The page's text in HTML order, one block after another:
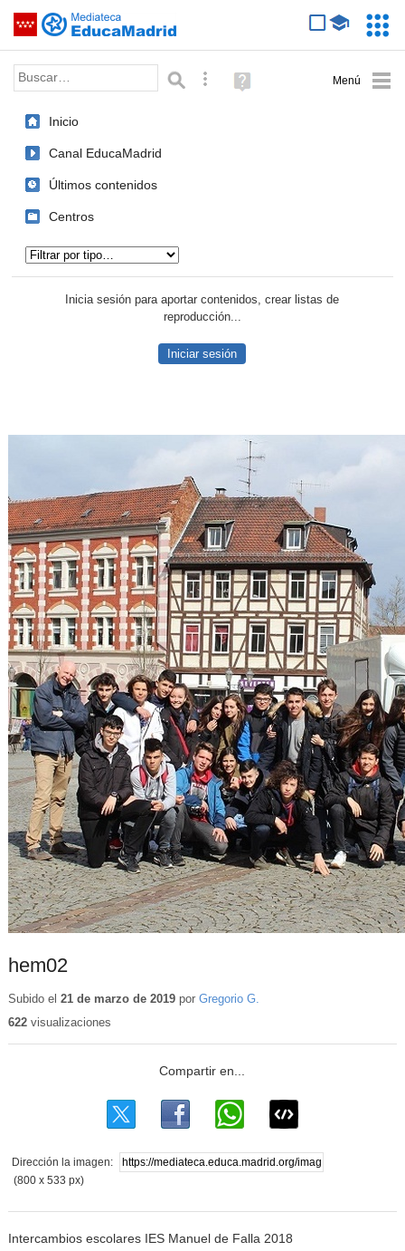
Saltar navegación
Palabra o frase: Búsqueda avanzada
Ayuda
(en
Inicio
Canal EducaMadrid
Últimos contenidos
Centros
Inicia sesión para aportar contenidos, crear listas de
reproducción...
Iniciar sesión
hem02
Subido el 21 de marzo de 2019por Gregorio G.
622visualizaciones
Dirección la imagen:
(800 x 533 px)
Intercambios escolares IES Manuel de Falla 2018